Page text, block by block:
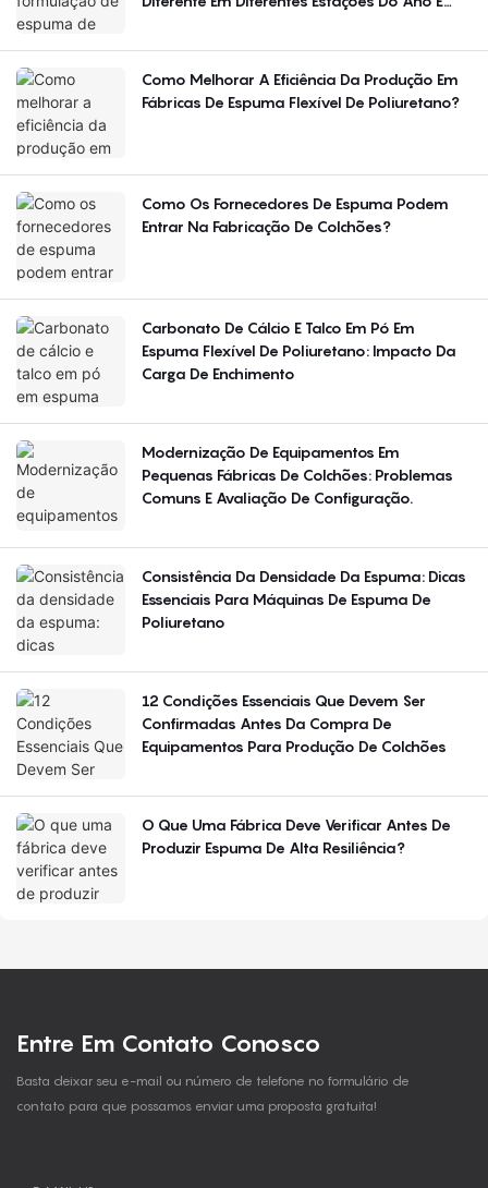
Como Melhorar A Eficiência Da Produção Em
Fábricas De Espuma Flexível De Poliuretano?
Como Os Fornecedores De Espuma Podem
Entrar Na Fabricação De Colchões?
Carbonato De Cálcio E Talco Em Pó Em
Espuma Flexível De Poliuretano: Impacto Da
Carga De Enchimento
Modernização De Equipamentos Em
Pequenas Fábricas De Colchões: Problemas
Comuns E Avaliação De Configuração.
Consistência Da Densidade Da Espuma: Dicas
Essenciais Para Máquinas De Espuma De
Poliuretano
12 Condições Essenciais Que Devem Ser
Confirmadas Antes Da Compra De
Equipamentos Para Produção De Colchões
O Que Uma Fábrica Deve Verificar Antes De
Produzir Espuma De Alta Resiliência?
Entre Em Contato Conosco
Basta deixar seu e-mail ou número de telefone no formulário de
contato para que possamos enviar uma proposta gratuita!